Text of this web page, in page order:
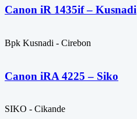
Canon iR 1435if – Kusnadi
Bpk Kusnadi - Cirebon
Canon iRA 4225 – Siko
SIKO - Cikande